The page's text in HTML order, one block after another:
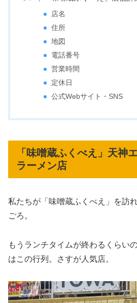
店名
住所
地図
電話番号
営業時間
定休日
公式Webサイト・SNS
「味噌蔵ふくべえ」天神
ラーメン店
私たちが「味噌蔵ふくべえ」を訪
ごろ。
もうランチタイムが終わるくらい
はこの行列。さすが人気店。